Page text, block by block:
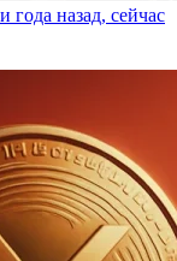
года назад, сейчас